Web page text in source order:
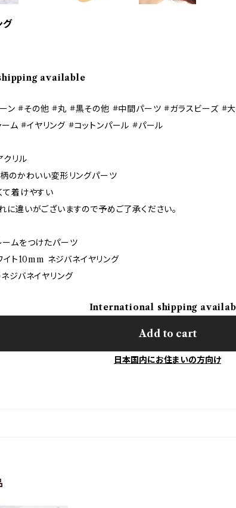
グ
available
ン #その他 #丸 #黒その他 #中間パーツ #ガラスビーズ #
ム #イヤリング #コットンパール #パール
クリル
のかわいい変形リングパーツ
着けやすい
違いがございますので予めご了承ください。
ムをつけたパーツ
イト10mm ネジバネイヤリング
ジバネイヤリング
International shipping
Add to cart
日本国内にお住まいの方向け